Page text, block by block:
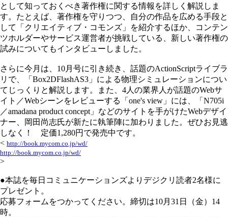
として知っておくべき著作権に関する情報を詳しく解説しま
す。たとえば、著作権を守りつつ、自分の作品を広める手段と
して「クリエイティブ・コモンズ」を紹介するほか、コンテン
ツホルダーやサービス運営者が挑戦している、新しい著作権の
試みについてもインタビューしました。
さらに今月は、10月号に引き続き、話題のActionScriptライブラ
リで、「Box2DFlashAS3」による物理シミュレーションについ
てじっくりと解説します。また、4人の業界人が話題のWebサ
イト／Webシーンをレビューする「one's view」には、「N705i
／amadana product concept」などのサイトを手がけたWebデザイ
ナー、岡田尚志氏が新たに執筆陣に加わりました。ぜひお見逃
しなく！ 定価1,280円で発売中です。
< http://book.mycom.co.jp/wd/
http://book.mycom.co.jp/wd/
>
●本誌を毎日コミュニケーションズよりデジクリ読者2名様に
プレゼント。
応募フォームをつかってください。締切は10月31日（金）14
時。